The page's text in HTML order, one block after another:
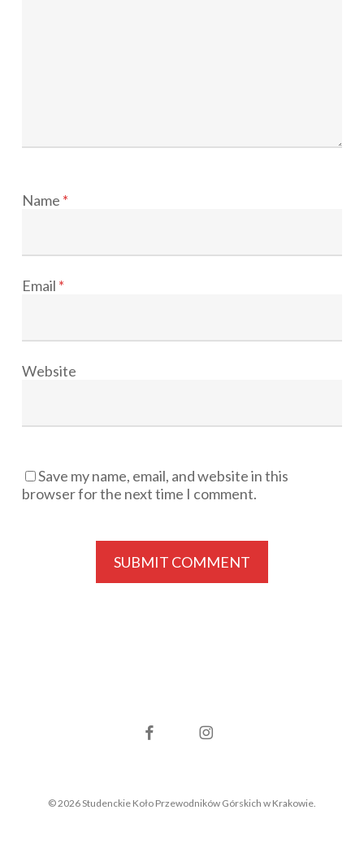
Name *
Email *
Website
Save my name, email, and website in this
browser for the next time I comment.
© 2026 Studenckie Koło Przewodników Górskich w Krakowie.